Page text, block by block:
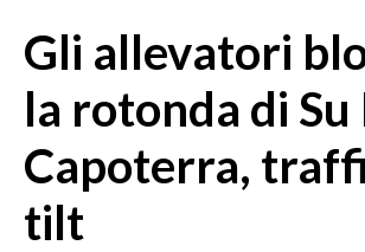
SASSARI E PROVINCIA
GALLURA
OGLIASTRA
AGENDA
Gli allevatori
la rotonda di Su
Capoterra,
tilt